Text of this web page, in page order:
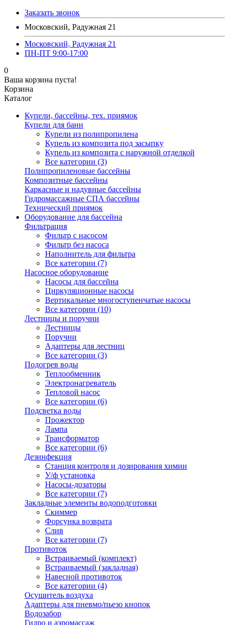
Заказать звонок
Московский, Радужная 21
Московский, Радужная 21
ПН-ПТ 9:00-17:00
0
Ваша корзина пуста!
Корзина
Каталог
Купели, бассейны, тех. приямок
Купели для бани
Купели из полипропилена
Купель из композита под засыпку
Купель из композита с наружной отделкой
Все категории (3)
Полипропиленовые бассейны
Композитные бассейны
Каркасные и надувные бассейны
Гидромассажные СПА бассейны
Технический приямок
Оборудование для бассейна
Фильтрация
Фильтр с насосом
Фильтр без насоса
Наполнитель для фильтра
Все категории (7)
Насосное оборудование
Насосы для бассейна
Циркуляционные насосы
Вертикальные многоступенчатые насосы
Все категории (10)
Лестницы и поручни
Лестницы
Поручни
Адаптеры для лестниц
Все категории (3)
Подогрев воды
Теплообменник
Электронагреватель
Тепловой насос
Все категории (6)
Подсветка воды
Прожектор
Лампа
Трансформатор
Все категории (6)
Дезинфекция
Станция контроля и дозирования химии
У/ф установка
Насосы-дозаторы
Все категории (7)
Закладные элементы водоподготовки
Скиммер
Форсунка возврата
Слив
Все категории (7)
Противоток
Встраиваемый (комплект)
Встраиваемый (закладная)
Навесной противоток
Все категории (4)
Осушитель воздуха
Адаптеры для пневмо/пьезо кнопок
Водозабор
Гидро и аэромассаж